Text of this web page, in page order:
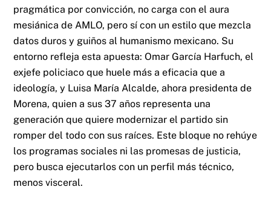
pragmática por convicción, no carga con el aura
mesiánica de AMLO, pero sí con un estilo que mezcla
datos duros y guiños al humanismo mexicano. Su
entorno refleja esta apuesta: Omar García Harfuch, el
exjefe policiaco que huele más a eficacia que a
ideología, y Luisa María Alcalde, ahora presidenta de
Morena, quien a sus 37 años representa una
generación que quiere modernizar el partido sin
romper del todo con sus raíces. Este bloque no rehúye
los programas sociales ni las promesas de justicia,
pero busca ejecutarlos con un perfil más técnico,
menos visceral.